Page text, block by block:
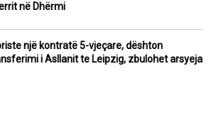
në Dhërmi
një kontratë 5-vjeçare, dështon
i Asllanit te Leipzig, zbulohet arsyeja